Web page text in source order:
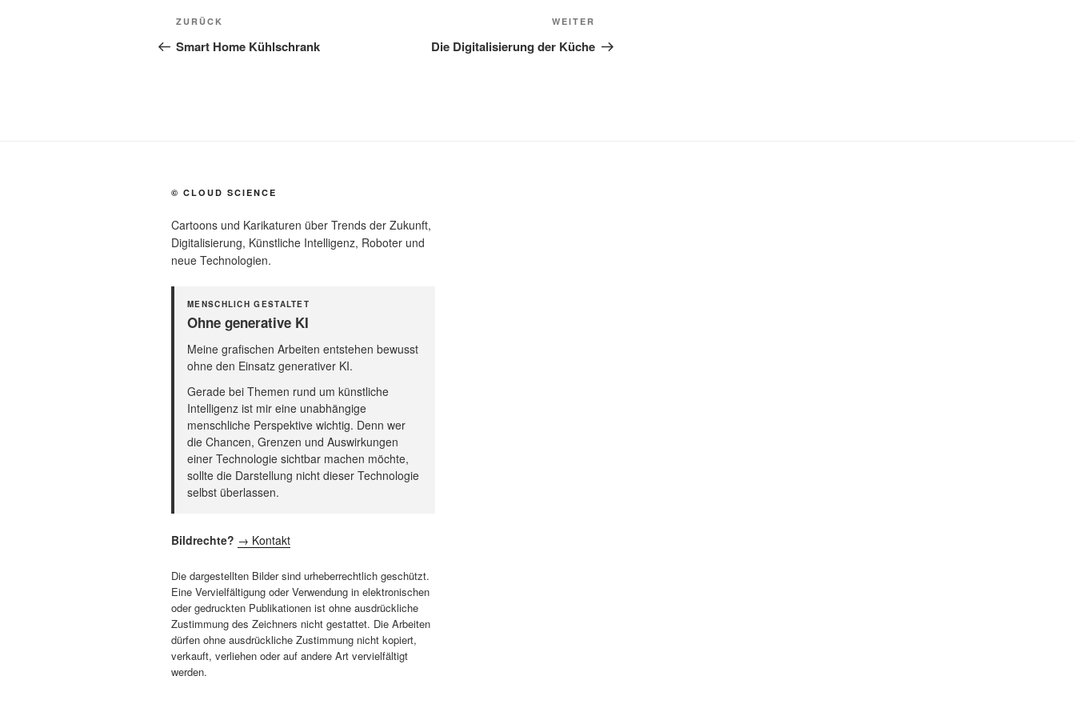
Beitragsnavigation
Vorheriger
Beitrag
ZURÜCK
Smart Home Kühlschrank
Beitrag
WEITER
Die Digitalisierung der Küche
© CLOUD SCIENCE
Cartoons und Karikaturen über Trends der Zukunft,
Digitalisierung, Künstliche Intelligenz, Roboter und
neue Technologien.
MENSCHLICH GESTALTET
Ohne generative KI
Meine grafischen Arbeiten entstehen bewusst
ohne den Einsatz generativer KI.
Gerade bei Themen rund um künstliche
Intelligenz ist mir eine unabhängige
menschliche Perspektive wichtig. Denn wer
die Chancen, Grenzen und Auswirkungen
einer Technologie sichtbar machen möchte,
sollte die Darstellung nicht dieser Technologie
selbst überlassen.
Bildrechte? → Kontakt
Die dargestellten Bilder sind urheberrechtlich geschützt.
Eine Vervielfältigung oder Verwendung in elektronischen
oder gedruckten Publikationen ist ohne ausdrückliche
Zustimmung des Zeichners nicht gestattet. Die Arbeiten
dürfen ohne ausdrückliche Zustimmung nicht kopiert,
verkauft, verliehen oder auf andere Art vervielfältigt
werden.